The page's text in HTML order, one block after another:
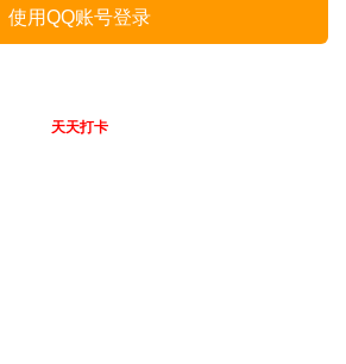
使用QQ账号登录
天天打卡